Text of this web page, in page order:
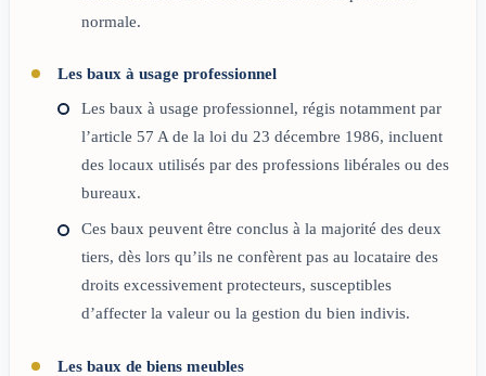
normale.
Les baux à usage professionnel
Les baux à usage professionnel, régis notamment par
l’article 57 A de la loi du 23 décembre 1986, incluent
des locaux utilisés par des professions libérales ou des
bureaux.
Ces baux peuvent être conclus à la majorité des deux
tiers, dès lors qu’ils ne confèrent pas au locataire des
droits excessivement protecteurs, susceptibles
d’affecter la valeur ou la gestion du bien indivis.
Les baux de biens meubles